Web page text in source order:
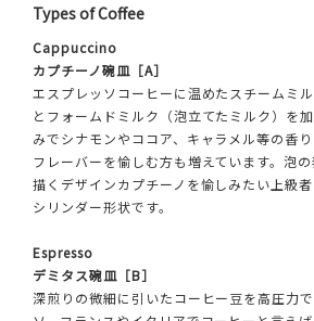
Types of Coffee
Cappuccino
カプチーノ碗皿［A］
エスプレッソコーヒーに温めたスチームミル
とフォームドミルク（泡立てたミルク）を
みでシナモンやココア、キャラメル等の香
フレーバーを愉しむ方も増えています。泡
描くデザインカプチーノを愉しみたい上級
シリンダー形状です。
Espresso
デミタス碗皿［B］
深煎りの微細に引いたコーヒー豆を高圧力